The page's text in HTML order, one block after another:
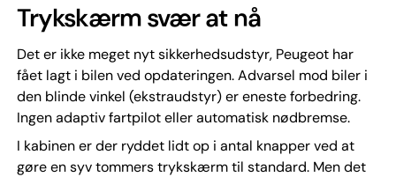
Trykskærm svær at nå
Det er ikke meget nyt sikkerhedsudstyr, Peugeot har
fået lagt i bilen ved opdateringen. Advarsel mod biler i
den blinde vinkel (ekstraudstyr) er eneste forbedring.
Ingen adaptiv fartpilot eller automatisk nødbremse.
I kabinen er der ryddet lidt op i antal knapper ved at
gøre en syv tommers trykskærm til standard. Men det